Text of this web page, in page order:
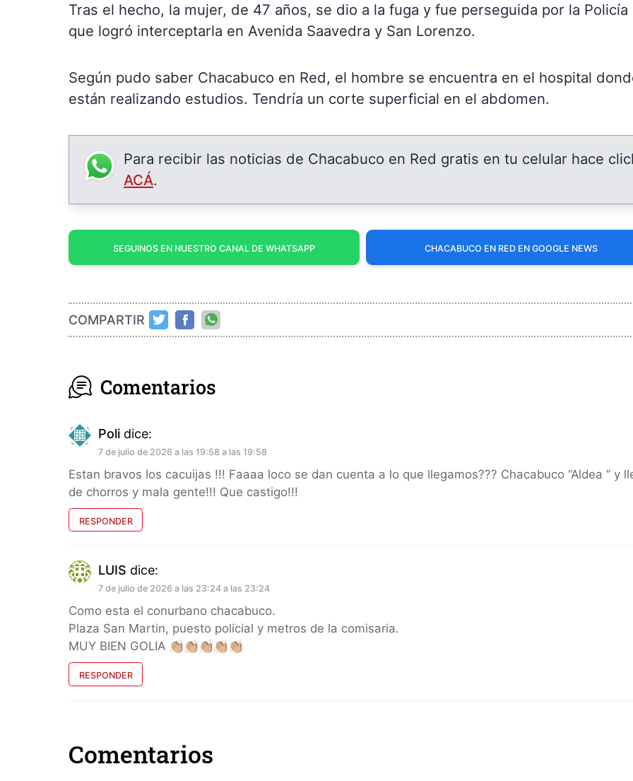
Tras el hecho, la mujer, de 47 años, se dio a la fuga y fue perseguida por la Policía
que logró interceptarla en Avenida Saavedra y San Lorenzo.
Según pudo saber Chacabuco en Red, el hombre se encuentra en el hospital
están realizando estudios. Tendría un corte superficial en el abdomen.
Para recibir las noticias de Chacabuco en Red gratis en tu celular hace
ACÁ.
SEGUINOS EN NUESTRO CANAL DE WHATSAPP CHACABUCO EN RED EN GOOGLE NEWS
COMPARTIR
Comentarios
Poli dice:
7 de julio de 2026 a las 19:58 a las 19:58
Estan bravos los cacuijas !!! Faaaa loco se dan cuenta a lo que llegamos??? Chacabuco “Aldea ” y
de chorros y mala gente!!! Que castigo!!!
RESPONDER
LUIS dice:
7 de julio de 2026 a las 23:24 a las 23:24
Como esta el conurbano chacabuco.
Plaza San Martin, puesto policial y metros de la comisaria.
MUY BIEN GOLIA 👏🏼👏🏼👏🏼👏🏼👏🏼
RESPONDER
Comentarios